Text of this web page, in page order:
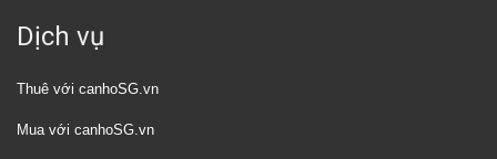
Dịch vụ
Thuê với canhoSG.vn
Mua với canhoSG.vn